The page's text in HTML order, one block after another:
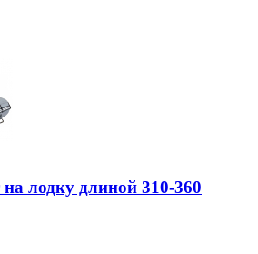
лодку длиной 310-360